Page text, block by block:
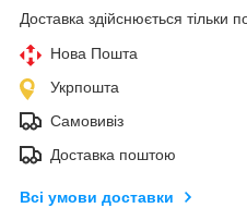
Доставка здійснюється тільки
Нова Пошта
Укрпошта
Самовивіз
Доставка поштою
Всі умови доставки